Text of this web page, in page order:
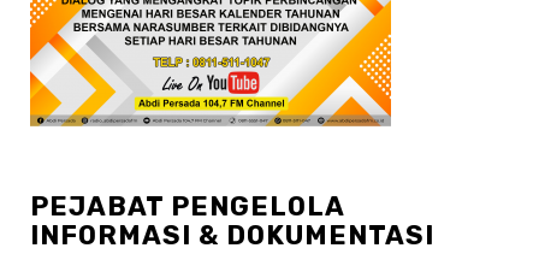
PEJABAT PENGELOLA
INFORMASI & DOKUMENTASI